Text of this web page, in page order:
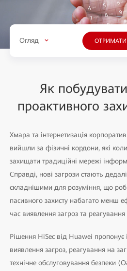
Огляд
Як
проактивного
Хмара та інтернетизація
вийшли за фізичні кордони, які
захищати традиційні мережі
Справді, нові загрози стають
складнішими для розуміння, що
пасивного захисту набагато менш
час виявлення загроз та реагування
Рішення HiSec від Huawei пропонує
виявлення загроз, реагування на
технічне обслуговування безпеки